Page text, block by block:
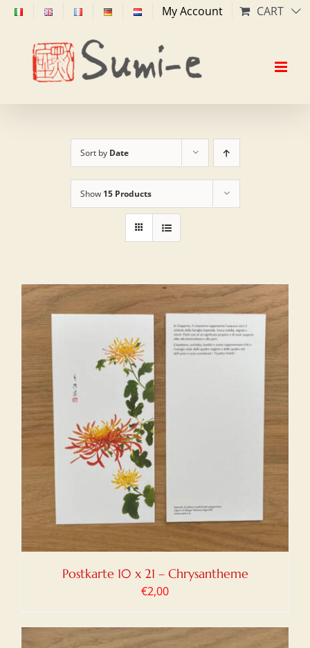
Skip
content
My Account CART
Sort by Date
Show 15 Products
Postkarte 10 x 21 – Chrysantheme
€2,00